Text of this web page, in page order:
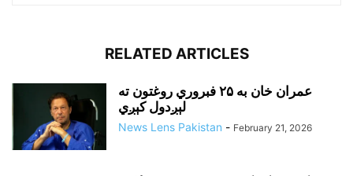
RELATED ARTICLES
عمران خان به ۲۵ فبروري روغتون ته
لېږدول کېږي
News Lens Pakistan - February 21, 2026